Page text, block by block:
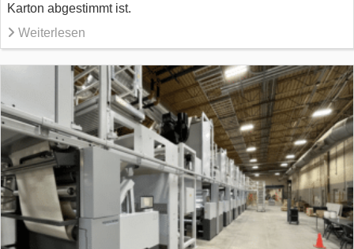
Karton abgestimmt ist.
Weiterlesen